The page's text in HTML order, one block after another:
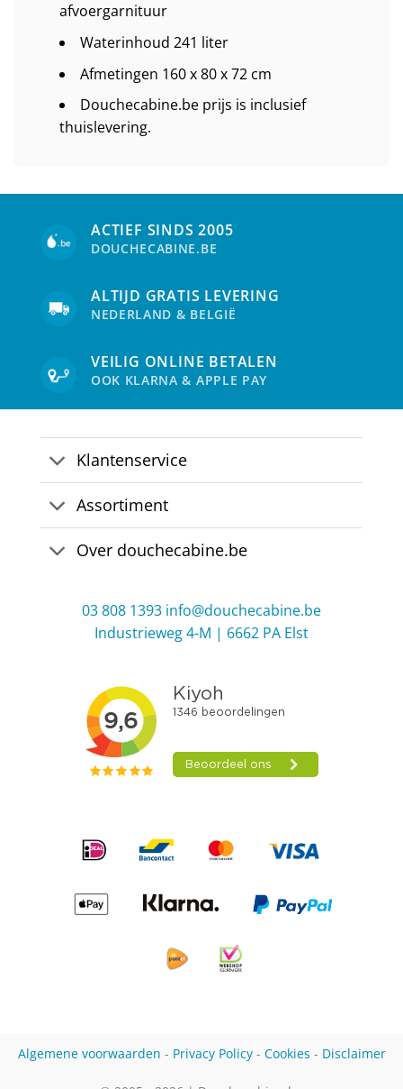
afvoergarnituur
Waterinhoud 241 liter
Afmetingen 160 x 80 x 72 cm
Douchecabine.be prijs is inclusief
thuislevering.
ACTIEF SINDS 2005
DOUCHECABINE.BE
ALTIJD GRATIS LEVERING
NEDERLAND & BELGIË
VEILIG ONLINE BETALEN
OOK KLARNA & APPLE PAY
Klantenservice
Assortiment
Over douchecabine.be
03 808 1393 info@douchecabine.be
Industrieweg 4-M | 6662 PA Elst
Algemene voorwaarden - Privacy Policy- Cookies - Disclaimer